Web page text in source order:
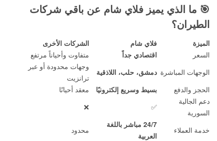
🎯 ما الذي يميز فلاي شام عن باقي شركات
الطيران؟
الميزة فلاي شام
الشركات الأخرى
السعر
اقتصادي جداً
متفاوت وأحياناً مرتفع
الوجهات المباشرة دمشق، حلب، اللاذقية
وجهات محدودة أو عبر
ترانزيت
الحجز والدفع
بسيط وسريع إلكترونيًا
معقد أحيانًا
دعم الجالية
السورية
✅
❌
خدمة العملاء
24/7 مباشر باللغة
العربية
محدود